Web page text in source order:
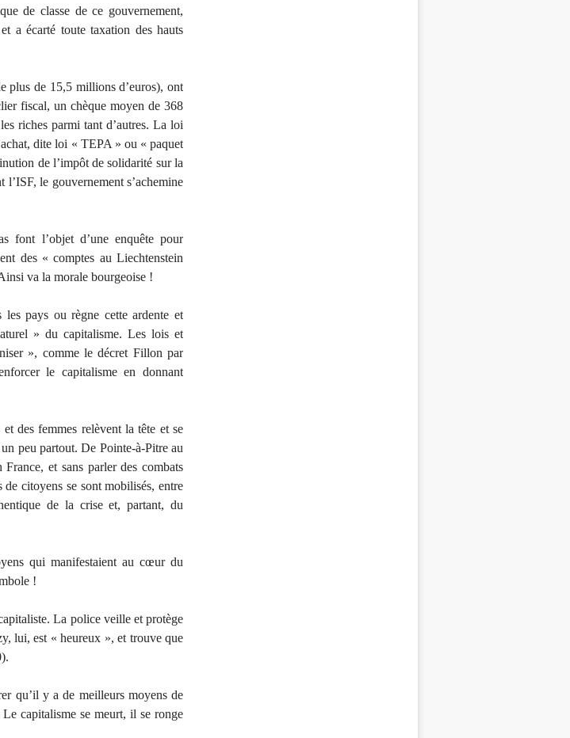
de classe de ce gouvernement,
a écarté toute taxation des hauts
plus de 15,5 millions d’euros), ont
fiscal, un chèque moyen de 368
riches parmi tant d’autres. La loi
dite loi « TEPA » ou « paquet
de l’impôt de solidarité sur la
le gouvernement s’achemine
font l’objet d’une enquête pour
des « comptes au Liechtenstein
va la morale bourgeoise !
pays ou règne cette ardente et
» du capitalisme. Les lois et
», comme le décret Fillon par
le capitalisme en donnant
des femmes relèvent la tête et se
peu partout. De Pointe-à-Pitre au
et sans parler des combats
citoyens se sont mobilisés, entre
de la crise et, partant, du
qui manifestaient au cœur du
!
La police veille et protège
lui, est « heureux », et trouve que
qu’il y a de meilleurs moyens de
capitalisme se meurt, il se ronge